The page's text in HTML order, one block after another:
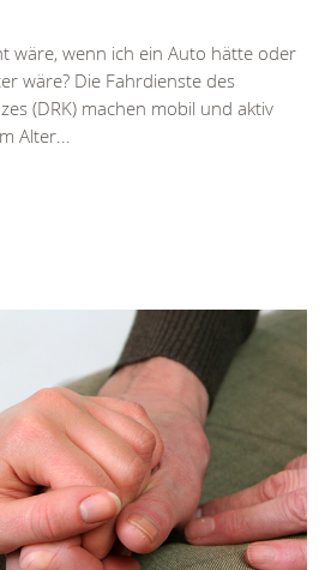
wäre, wenn ich ein Auto hätte oder
wäre? Die Fahrdienste des
(DRK) machen mobil und aktiv
Alter...